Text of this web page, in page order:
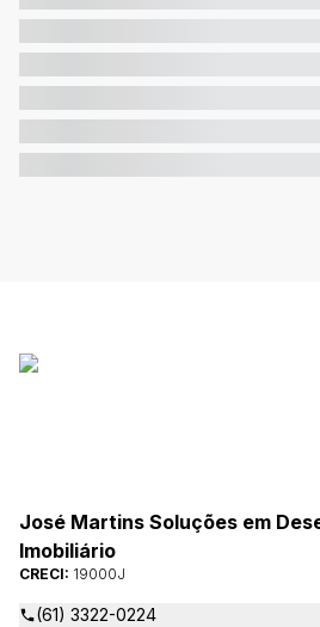
José Martins Soluções em
Imobiliário
CRECI: 19000J
(61) 3322-0224